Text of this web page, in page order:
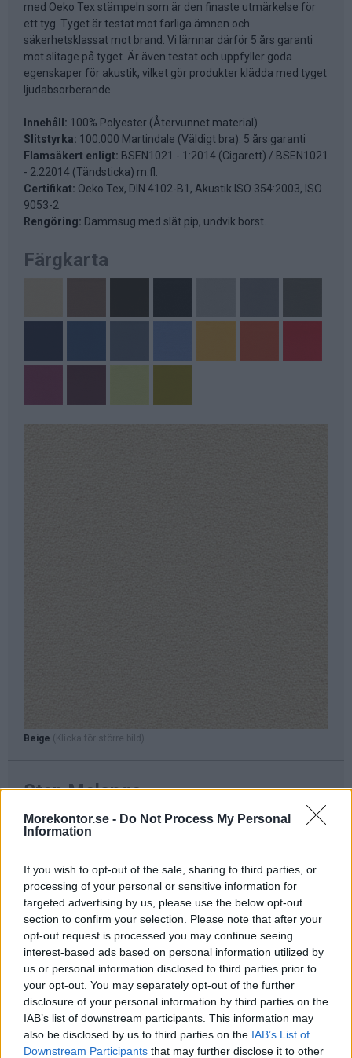
Morekontor.se - Do Not Process My Personal
Information
If you wish to opt-out of the sale, sharing to third parties, or
processing of your personal or sensitive information for
targeted advertising by us, please use the below opt-out
section to confirm your selection. Please note that after your
opt-out request is processed you may continue seeing
interest-based ads based on personal information utilized by
us or personal information disclosed to third parties prior to
your opt-out. You may separately opt-out of the further
disclosure of your personal information by third parties on the
IAB’s list of downstream participants. This information may
also be disclosed by us to third parties on the IAB’s List of
Downstream Participants that may further disclose it to other
med Oeko Tex stämpeln som är den finaste utmärkelse för
ett tyg. Tyget är testat mot farliga ämnen och
säkerhetsklassat mot brand. Vi lämnar därför 5 års garanti
mot slitage på tyget. Är även testat och uppfyller goda
egenskaper för akustik, vilket gör produkter klädda med tyget
ljudabsorberande.
Innehåll: 100% Polyester (Återvunnet material)
Slitstyrka: 100.000 Martindale (Väldigt bra). 5 års garanti
Flamsäkert enligt: BSEN1021 - 1:2014 (Cigarett) / BSEN1021
- 2.22014 (Tändsticka) m.fl.
Certifikat: Oeko Tex, DIN 4102-B1, Akustik ISO 354:2003, ISO
9053-2
Rengöring: Dammsug med slät pip, undvik borst.
Färgkarta
Beige (Klicka för större bild)
Step Melange
Harmonisk färgpalett med välbalanserade nyanser. Innehåller
lite mer färgtrådar för ett mer blandat intryck med mönster.
certifikat som EU Ecolabel, brandsäkert och godkänt av
Möbelfakta. Detta tyg är perfekt för miljöer där krav på
rengöring är extra högt som ex. i väntrum. Avtorkningsbart
med desinfektionsmedel.
Innehåll:100% Polyester (Återvunnet material)
Slitstyrka:100.000 Martindale (Väldigt bra). 5 års garanti
Flamsäkert enligt:BSEN1021 - 1:2014 (Cigarett) / BSEN1021
- 2.22014 (Tändsticka) m.fl.
Certifikat:Oeko Tex, Möbelfakta, Eu Ecolabel
Rengöring:Dammsugning och avtorkningsbart med fuktig
trasa.